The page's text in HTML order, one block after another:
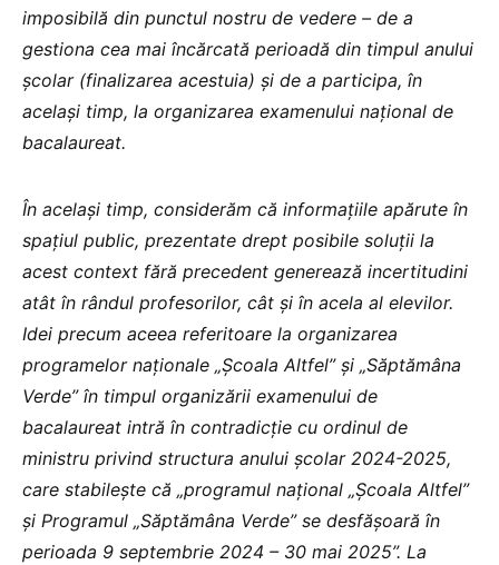
imposibilă din punctul nostru de vedere – de a
gestiona cea mai încărcată perioadă din timpul anului
școlar (finalizarea acestuia) și de a participa, în
același timp, la organizarea examenului național de
bacalaureat.
În același timp, considerăm că informațiile apărute în
spațiul public, prezentate drept posibile soluții la
acest context fără precedent generează incertitudini
atât în rândul profesorilor, cât și în acela al elevilor.
Idei precum aceea referitoare la organizarea
programelor naționale „Școala Altfel” și „Săptămâna
Verde” în timpul organizării examenului de
bacalaureat intră în contradicție cu ordinul de
ministru privind structura anului şcolar 2024-2025,
care stabilește că „programul național „Școala Altfel”
și Programul „Săptămâna Verde” se desfășoară în
perioada 9 septembrie 2024 – 30 mai 2025”. La